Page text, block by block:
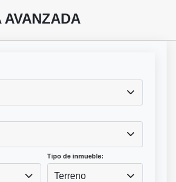
AVANZADA
Tipo de inmueble:
Terreno